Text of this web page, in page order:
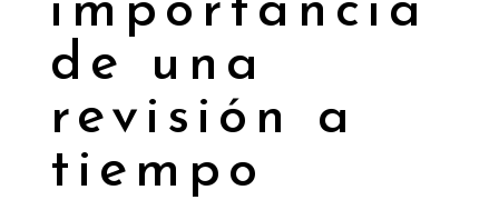
importancia
de una
revisión a
tiempo